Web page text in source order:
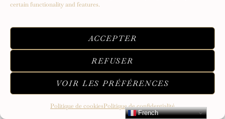
certain functionality and features.
ACCEPTER
REFUSER
VOIR LES PRÉFÉRENCES
Politique de cookiesPolitique de confidentialité
French